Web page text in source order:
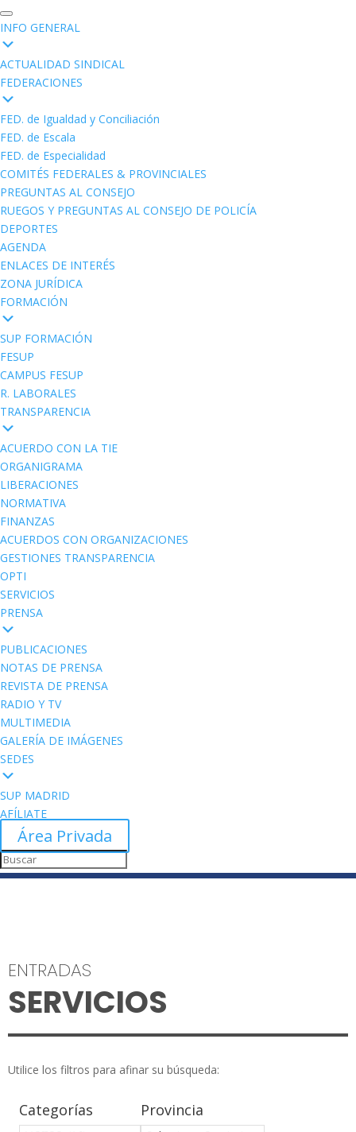
INFO GENERAL
ACTUALIDAD SINDICAL
FEDERACIONES
FED. de Igualdad y Conciliación
FED. de Escala
FED. de Especialidad
COMITÉS FEDERALES & PROVINCIALES
PREGUNTAS AL CONSEJO
RUEGOS Y PREGUNTAS AL CONSEJO DE POLICÍA
DEPORTES
AGENDA
ENLACES DE INTERÉS
ZONA JURÍDICA
FORMACIÓN
SUP FORMACIÓN
FESUP
CAMPUS FESUP
R. LABORALES
TRANSPARENCIA
ACUERDO CON LA TIE
ORGANIGRAMA
LIBERACIONES
NORMATIVA
FINANZAS
ACUERDOS CON ORGANIZACIONES
GESTIONES TRANSPARENCIA
OPTI
SERVICIOS
PRENSA
PUBLICACIONES
NOTAS DE PRENSA
REVISTA DE PRENSA
RADIO Y TV
MULTIMEDIA
GALERÍA DE IMÁGENES
SEDES
SUP MADRID
AFÍLIATE
Área Privada
ENTRADAS
SERVICIOS
Utilice los filtros para afinar su búsqueda:
Categorías Provincia